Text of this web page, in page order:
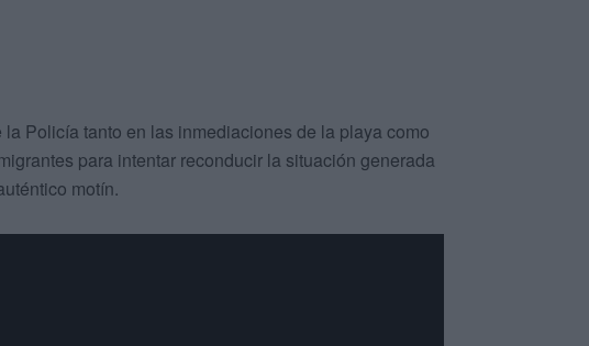
Policía tanto en las inmediaciones de la playa como
para intentar reconducir la situación generada
motín.